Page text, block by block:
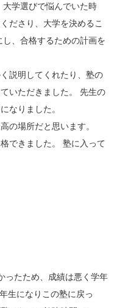
学選びで悩んでいた時
ださり、大学を決めるこ
、合格するための計画を
説明してくれたり、塾の
いただきました。 先生の
なりました。
の場所だと思います。
できました。 塾に入って
ったため、成績は悪く学年
生になりこの塾に戻っ